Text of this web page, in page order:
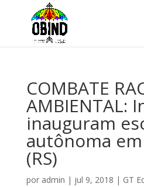
COMBATE
AMBIENTAL:
inauguram
autônoma
(RS)
por admin | jul 9, 2018 | GT